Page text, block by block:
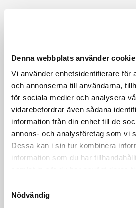
Denna webbplats använder
Vi använder enhetsidentifierare för
och annonserna till användarna,
för sociala medier och analysera
vidarebefordrar även sådana
information från din enhet till de
annons- och analysföretag som vi
Dessa kan i sin tur kombinera
information som du har
Nödvändig